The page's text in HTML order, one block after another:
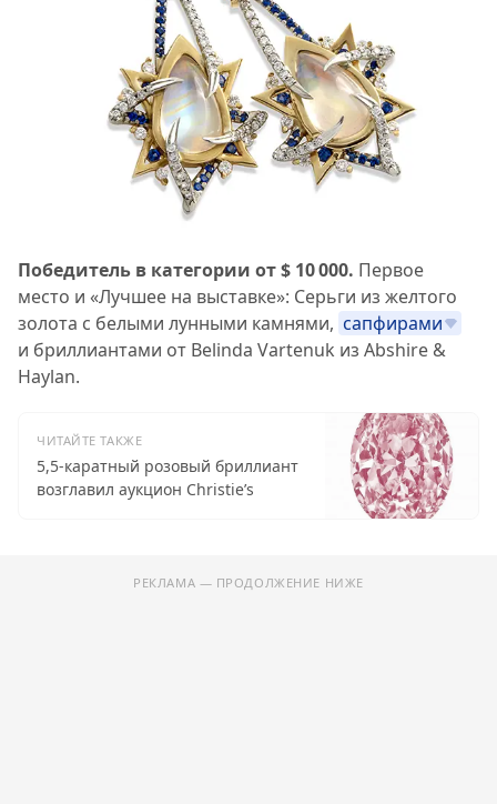
Победитель в категории от $ 10 000. Первое
место и «Лучшее на выставке»: Серьги из желтого
золота с белыми лунными камнями, сапфирами
и бриллиантами от Belinda Vartenuk из Abshire &
Haylan.
ЧИТАЙТЕ ТАКЖЕ
5,5-каратный розовый бриллиант
возглавил аукцион Christie’s
РЕКЛАМА — ПРОДОЛЖЕНИЕ НИЖЕ